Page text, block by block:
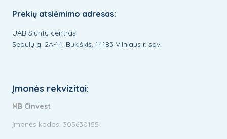
Prekių atsiėmimo adresas:
UAB Siuntų centras
Sedulų g. 2A-14, Bukiškis, 14183 Vilniaus r. sav.
Įmonės rekvizitai:
MB Cinvest
Įmonės kodas: 305630155